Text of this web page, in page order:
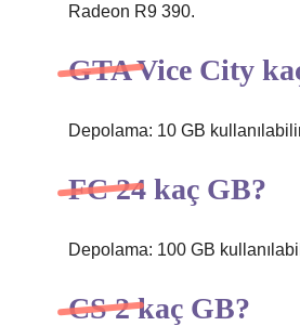
Radeon R9 390.
GTA Vice City
Depolama: 10 GB
FC 24 kaç GB?
Depolama: 100 GB
CS 2 kaç GB?